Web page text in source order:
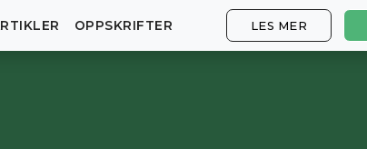
OPPSKRIFTER LES MER